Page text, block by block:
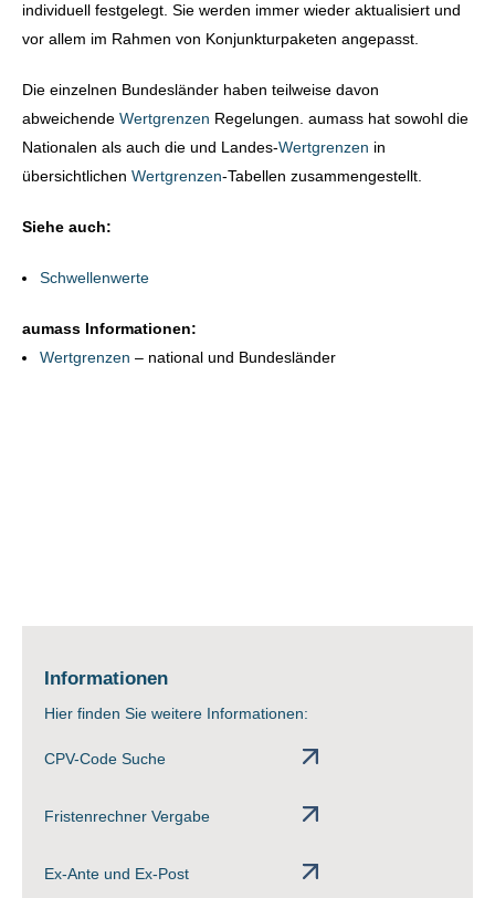
individuell festgelegt. Sie werden immer wieder aktualisiert und
vor allem im Rahmen von Konjunkturpaketen angepasst.
Die einzelnen Bundesländer haben teilweise davon
abweichende Wertgrenzen Regelungen. aumass hat sowohl die
Nationalen als auch die und Landes-Wertgrenzen in
übersichtlichen Wertgrenzen-Tabellen zusammengestellt.
Siehe auch:
Schwellenwerte
aumass Informationen:
Wertgrenzen – national und Bundesländer
Informationen
Hier finden Sie weitere Informationen:
CPV-Code Suche
Fristenrechner Vergabe
Ex-Ante und Ex-Post